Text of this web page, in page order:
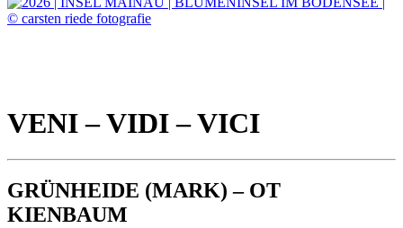
VENI – VIDI – VICI
GRÜNHEIDE (MARK) – OT
KIENBAUM